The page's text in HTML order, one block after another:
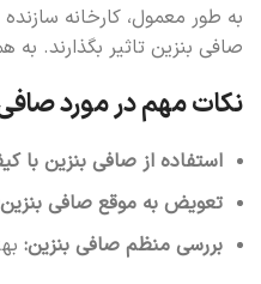
به طور معمول، کارخانه
صافی بنزین تاثیر بگذارند.
نکات مهم در مورد
استفاده از صافی بنزین با
تعویض به موقع صافی
بررسی منظم صافی بنزین: